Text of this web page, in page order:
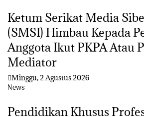
Ketum Serikat Media
(SMSI) Himbau Kepada
Anggota Ikut PKPA Atau
Mediator
Minggu, 2 Agustus 2026
News
Pendidikan Khusus